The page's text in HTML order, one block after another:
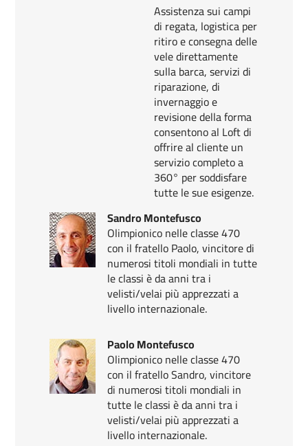
Assistenza sui campi
di regata, logistica per
ritiro e consegna delle
vele direttamente
sulla barca, servizi di
riparazione, di
invernaggio e
revisione della forma
consentono al Loft di
offrire al cliente un
servizio completo a
360° per soddisfare
tutte le sue esigenze.
Sandro Montefusco
Olimpionico nelle classe 470
con il fratello Paolo, vincitore di
numerosi titoli mondiali in tutte
le classi è da anni tra i
velisti/velai più apprezzati a
livello internazionale.
Paolo Montefusco
Olimpionico nelle classe 470
con il fratello Sandro, vincitore
di numerosi titoli mondiali in
tutte le classi è da anni tra i
velisti/velai più apprezzati a
livello internazionale.